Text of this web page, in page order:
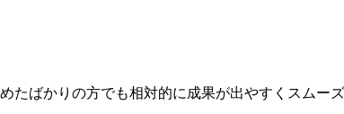
ばかりの方でも相対的に成果が出やすくスムー